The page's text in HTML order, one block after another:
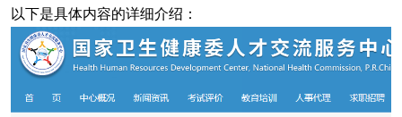
以下是具体内容的详细介绍：